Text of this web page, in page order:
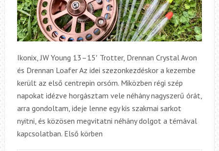
Ikonix, JW Young 13–15′ Trotter, Drennan Crystal Avon
és Drennan Loafer Az idei szezonkezdéskor a kezembe
került az első centrepin orsóm. Miközben régi szép
napokat idézve horgásztam vele néhány nagyszerű órát,
arra gondoltam, ideje lenne egy kis szakmai sarkot
nyitni, és közösen megvitatni néhány dolgot a témával
kapcsolatban. Első körben